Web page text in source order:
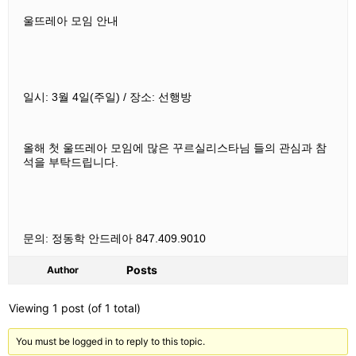
울뜨레아 모임 안내
일시: 3월 4일(주일) / 장소: 선행방
올해 첫 울뜨레아 모임에 많은 꾸르실리스타님 들의 관심과 참
석을 부탁드립니다.
문의: 정동학 안드레아 847.409.9010
Author Posts
Viewing 1 post (of 1 total)
You must be logged in to reply to this topic.